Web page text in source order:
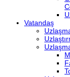
Vatandaş